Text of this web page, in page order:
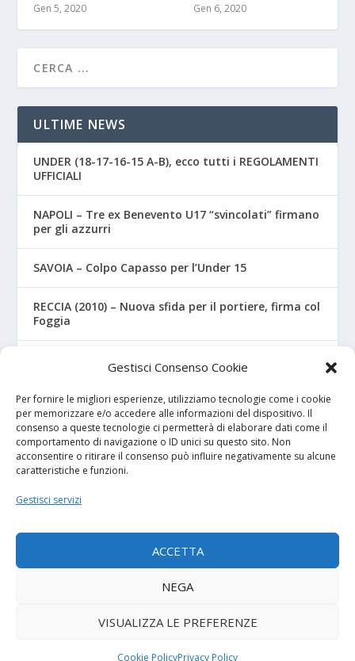
Gestisci Consenso Cookie
Per fornire le migliori esperienze, utilizziamo tecnologie come i cookie
per memorizzare e/o accedere alle informazioni del dispositivo. Il
consenso a queste tecnologie ci permetterà di elaborare dati come il
comportamento di navigazione o ID unici su questo sito. Non
acconsentire o ritirare il consenso può influire negativamente su alcune
caratteristiche e funzioni.
Gestisci servizi
ACCETTA
NEGA
VISUALIZZA LE PREFERENZE
Cookie PolicyPrivacy Policy
Gen 5, 2020 Gen 6, 2020
ULTIME NEWS
UNDER (18-17-16-15 A-B), ecco tutti i REGOLAMENTI
UFFICIALI
NAPOLI – Tre ex Benevento U17 “svincolati” firmano
per gli azzurri
SAVOIA – Colpo Capasso per l’Under 15
RECCIA (2010) – Nuova sfida per il portiere, firma col
Foggia
RIZZO – Dalla “Fratelli Bandiera” al Crotone: la
favola di Christian
I NOSTRI SPONSOR
Calcio Panchina
Diretta.it
Termini e condizioni